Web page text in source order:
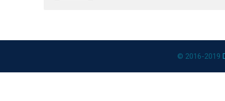
© 2016-2019